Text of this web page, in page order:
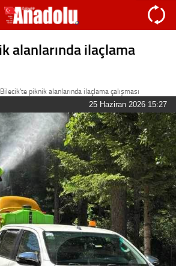
alanlarında ilaçlama
Bilecik'te piknik alanlarında ilaçlama çalışması
25 Haziran 2026 15:27